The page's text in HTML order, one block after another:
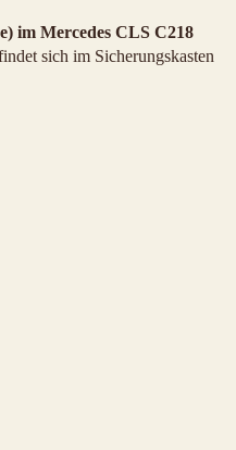
im Mercedes CLS C218
sich im Sicherungskasten